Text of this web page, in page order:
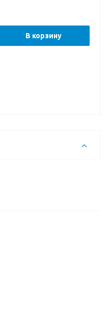
В корзину